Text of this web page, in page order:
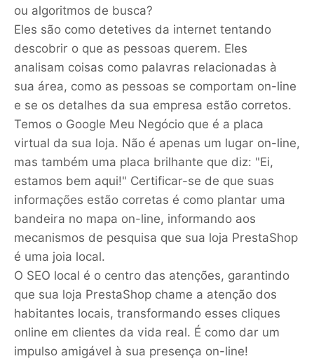
ou algoritmos de busca?
Eles são como detetives da internet tentando
descobrir o que as pessoas querem. Eles
analisam coisas como palavras relacionadas à
sua área, como as pessoas se comportam on-line
e se os detalhes da sua empresa estão corretos.
Temos o Google Meu Negócio que é a placa
virtual da sua loja. Não é apenas um lugar on-line,
mas também uma placa brilhante que diz: "Ei,
estamos bem aqui!" Certificar-se de que suas
informações estão corretas é como plantar uma
bandeira no mapa on-line, informando aos
mecanismos de pesquisa que sua loja PrestaShop
é uma joia local.
O SEO local é o centro das atenções, garantindo
que sua loja PrestaShop chame a atenção dos
habitantes locais, transformando esses cliques
online em clientes da vida real. É como dar um
impulso amigável à sua presença on-line!